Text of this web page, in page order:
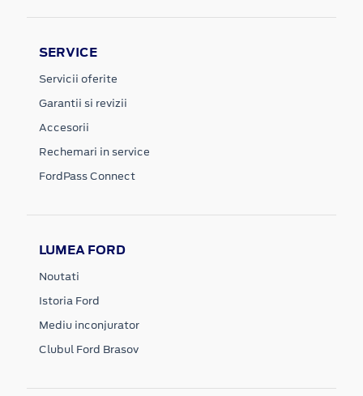
SERVICE
Servicii oferite
Garantii si revizii
Accesorii
Rechemari in service
FordPass Connect
LUMEA FORD
Noutati
Istoria Ford
Mediu inconjurator
Clubul Ford Brasov